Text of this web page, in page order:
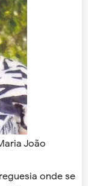
João
onde se